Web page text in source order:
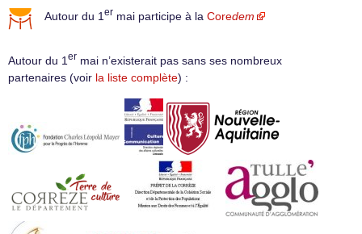
Autour du 1 er mai participe à la Coredem
Autour du 1 er mai n’existerait pas sans ses nombreux
partenaires (voir la liste complète) :